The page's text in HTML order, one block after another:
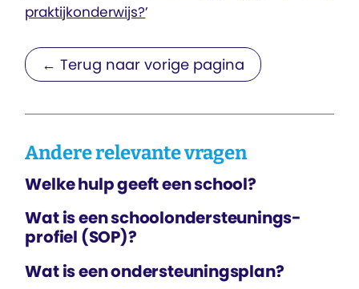
praktijkonderwijs?’
← Terug naar vorige pagina
Andere relevante vragen
Welke hulp geeft een school?
Wat is een school­ondersteunings­
profiel (SOP)?
Wat is een ondersteunings­plan?